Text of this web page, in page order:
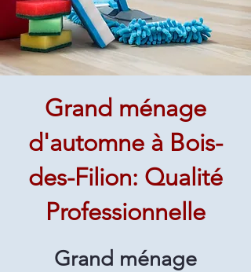
Grand ménage
d'automne à Bois-
des-Filion: Qualité
Professionnelle
Grand ménage